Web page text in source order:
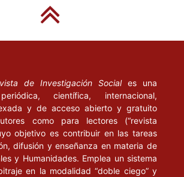
de Investigación Social es una
científica, internacional,
y de acceso abierto y gratuito
como para lectores (“revista
objetivo es contribuir en las tareas
difusión y enseñanza en materia de
y Humanidades. Emplea un sistema
en la modalidad “doble ciego” y